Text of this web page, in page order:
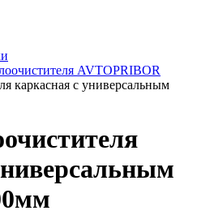
AVTOPRIBOR
каркасная с универсальным